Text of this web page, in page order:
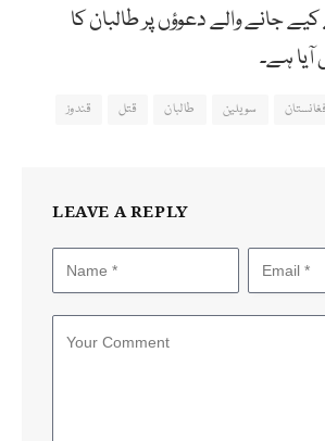
جانے والے دعوؤں پر طالبان کا
ہے۔
سویلین طالبان قتل
قندوز
LEAVE A REPLY